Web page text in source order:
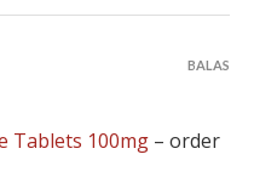
Tablets 100mg – order
BALAS